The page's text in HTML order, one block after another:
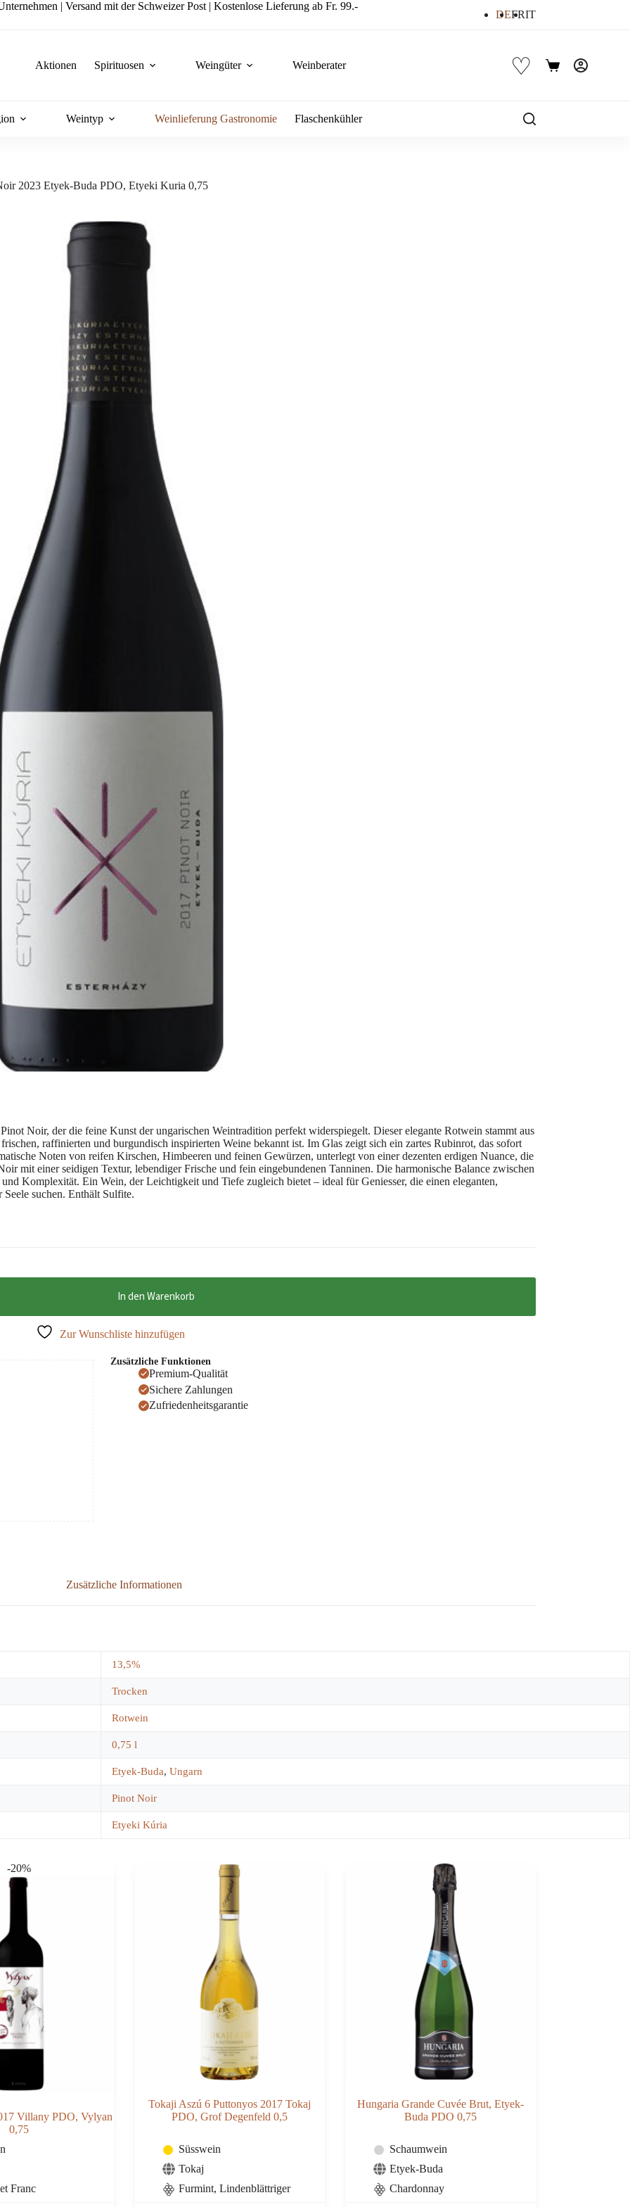
| Versand mit der Schweizer Post | Kostenlose Lieferung ab Fr. 99.-
DEFRIT
Aktionen Spirituosen Weingüter Weinberater ♡ Warenkorb
Weintyp Weinlieferung Gastronomie Flaschenkühler
2023 Etyek-Buda PDO, Etyeki Kuria 0,75
Noir, der die feine Kunst der ungarischen Weintradition perfekt widerspiegelt. Dieser elegante Rotwein stammt aus
raffinierten und burgundisch inspirierten Weine bekannt ist. Im Glas zeigt sich ein zartes Rubinrot, das sofort
Noten von reifen Kirschen, Himbeeren und feinen Gewürzen, unterlegt von einer dezenten erdigen Nuance, die
mit einer seidigen Textur, lebendiger Frische und fein eingebundenen Tanninen. Die harmonische Balance zwischen
Komplexität. Ein Wein, der Leichtigkeit und Tiefe zugleich bietet – ideal für Geniesser, die einen eleganten,
suchen. Enthält Sulfite.
In den Warenkorb
Zur Wunschliste hinzufügen
Zusätzliche Funktionen
Premium-Qualität
Sichere Zahlungen
Zufriedenheitsgarantie
Zusätzliche Informationen
13,5%
Trocken
Rotwein
0,75 l
Etyek-Buda, Ungarn
Pinot Noir
Etyeki Kúria
-20%
Villany PDO, Vylyan
0,75
Franc
Tokaji Aszú 6 Puttonyos 2017 Tokaj
PDO, Grof Degenfeld 0,5
Süsswein
Tokaj
Furmint, Lindenblättriger
Hungaria Grande Cuvée Brut, Etyek-
Buda PDO 0,75
Schaumwein
Etyek-Buda
Chardonnay